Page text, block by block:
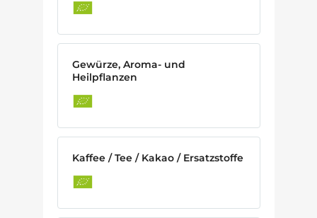
Gewürze, Aroma- und
Heilpflanzen
Kaffee / Tee / Kakao / Ersatzstoffe